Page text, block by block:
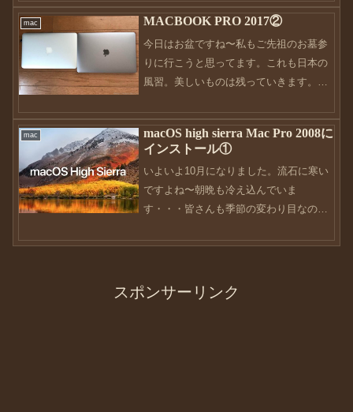
まず、最初にインストールUSBの作成か
ら。私の場合、予めMacbook proの方で
high...
mac MACBOOK PRO 2017②
今日はお盆ですね〜私もご先祖のお墓参
りに行こうと思ってます。これも日本の
風習。美しいものは残っていきます。そ
お付き合いくださいませ。前回、私の
Macへの想いを書きました。やはり、私
にとってはMacは生活の...
mac
macOS high sierra Mac Pro 2008に
インストール①
いよいよ10月になりました。流石に寒い
ですよね〜朝晩も冷え込んでいま
す・・・皆さんも季節の変わり目なので
タではなくMacネタ。先日、2017
まわしていたので...
スポンサーリンク